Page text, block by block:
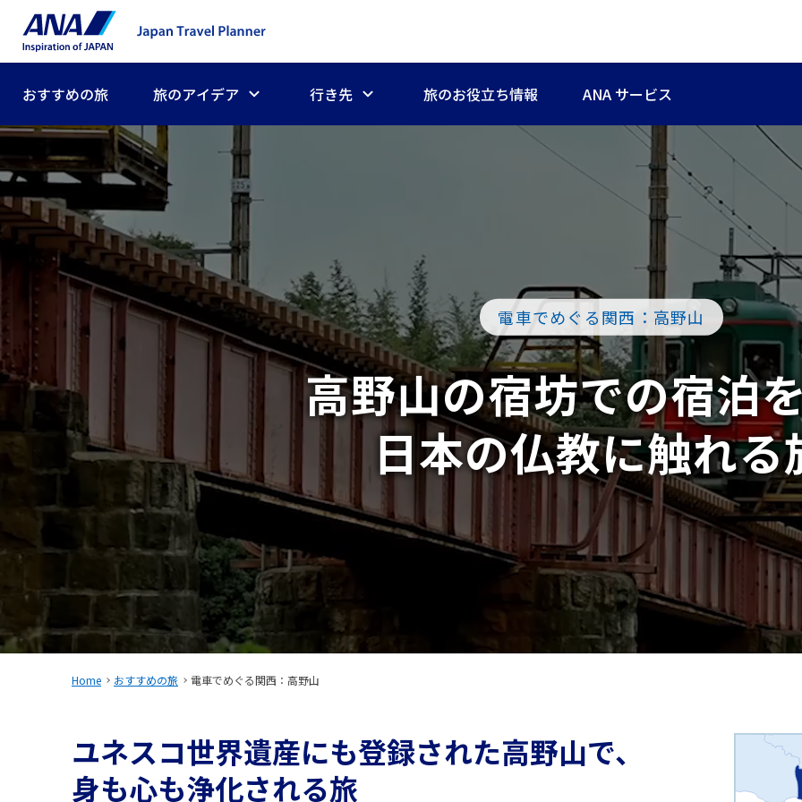
おすすめの旅 旅のアイデア 行き先 旅のお役立ち情報 ANA サービス
電車でめぐる関西：高野山
高野山の宿坊での宿泊
日本の仏教に触れる
Home おすすめの旅 電車でめぐる関西：高野山
ユネスコ世界遺産にも登録された高野山で、
身も心も浄化される旅